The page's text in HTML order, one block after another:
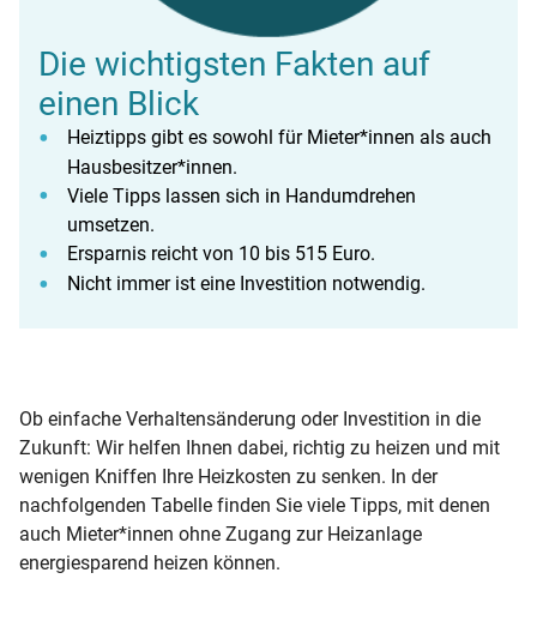
Die wichtigsten Fakten auf
einen Blick
Heiztipps gibt es sowohl für Mieter*innen als auch
Hausbesitzer*innen.
Viele Tipps lassen sich in Handumdrehen
umsetzen.
Ersparnis reicht von 10 bis 515 Euro.
Nicht immer ist eine Investition notwendig.
Ob einfache Verhaltensänderung oder Investition in die
Zukunft: Wir helfen Ihnen dabei, richtig zu heizen und mit
wenigen Kniffen Ihre Heizkosten zu senken. In der
nachfolgenden Tabelle finden Sie viele Tipps, mit denen
auch Mieter*innen ohne Zugang zur Heizanlage
energiesparend heizen können.